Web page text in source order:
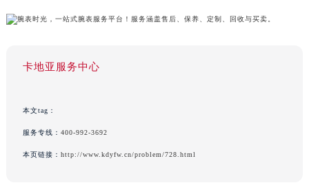
卡地亚服务中心
本文tag：
服务专线： 400-992-3692
本页链接： http://www.kdyfw.cn/problem/728.html